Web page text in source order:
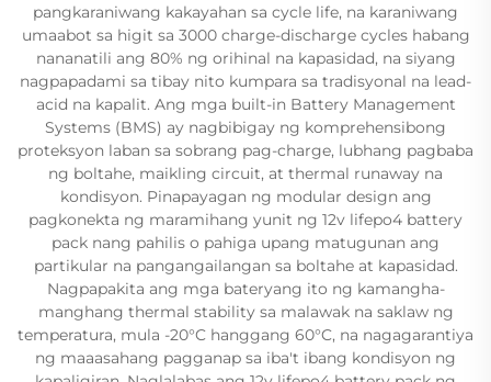
pangkaraniwang kakayahan sa cycle life, na karaniwang
umaabot sa higit sa 3000 charge-discharge cycles habang
nananatili ang 80% ng orihinal na kapasidad, na siyang
nagpapadami sa tibay nito kumpara sa tradisyonal na lead-
acid na kapalit. Ang mga built-in Battery Management
Systems (BMS) ay nagbibigay ng komprehensibong
proteksyon laban sa sobrang pag-charge, lubhang pagbaba
ng boltahe, maikling circuit, at thermal runaway na
kondisyon. Pinapayagan ng modular design ang
pagkonekta ng maramihang yunit ng 12v lifepo4 battery
pack nang pahilis o pahiga upang matugunan ang
partikular na pangangailangan sa boltahe at kapasidad.
Nagpapakita ang mga bateryang ito ng kamangha-
manghang thermal stability sa malawak na saklaw ng
temperatura, mula -20°C hanggang 60°C, na nagagarantiya
ng maaasahang pagganap sa iba't ibang kondisyon ng